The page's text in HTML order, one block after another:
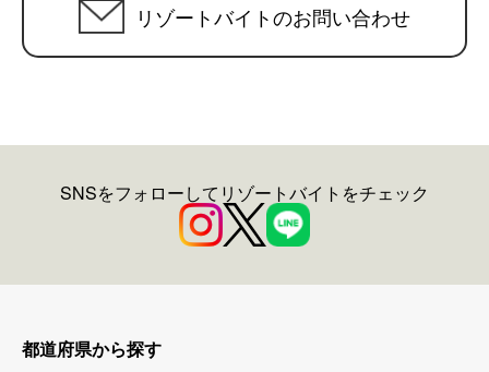
リゾートバイトのお問い合わせ
SNSをフォローしてリゾートバイトをチェック
都道府県から探す